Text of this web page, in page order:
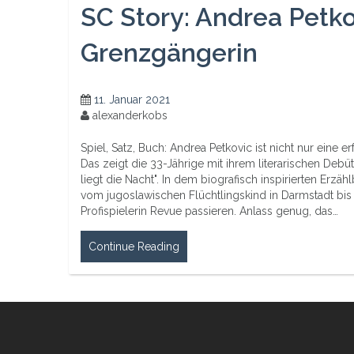
SC Story: Andrea
Grenzgängerin
11. Januar 2021
alexanderkobs
Spiel, Satz, Buch: Andrea Petkovic ist nicht nur eine
Das zeigt die 33-Jährige mit ihrem literarischen
liegt die Nacht". In dem biografisch inspirierten
vom jugoslawischen Flüchtlingskind in Darmstadt bis
Profispielerin Revue passieren. Anlass genug, das…
Continue Reading